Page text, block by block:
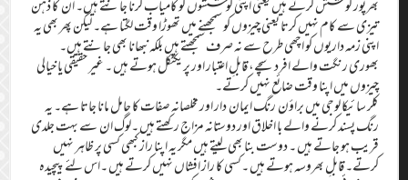
تیزی سے کام نہیں کرتا یعنی چیزوں کو سمجھنے میں تھوڑا وقت لگتا ہے۔ لیکن پھر بھی یہ
اپنی زمہ داریوں کو اچھی طرح سے نہ صرف سمجھتے ہیں بلکہ نبھانا بھی جانتے ہیں۔
بھوری رنگت والے افرد سچے، قابلِ اعتبار اور پریکٹکل ہوتے ہیں ۔ غیر حقیقی یا خیالی
چیزوں میں اپنا وقت ضائع نہیں کرتے۔
کلر سائیکا لوجی میں براؤن رنگ ایمان دار اور مخلصانہ صفات کا حامل مانا جاتا ہے۔ یہ
رنگ پسند کرنے والے با اخلاق اور دوستانہ مزاج رکھتے ہیں ۔لوگ ان سے بہت جلدی
قریب ہو جاتے ہیں ۔ دوست بنا بھی لیتے ہیں مگر یہ اپنا راز کبھی کسی پر ظاہر نہیں
کرتے۔ قابلِ بھروسہ ہوتے ہیں ۔کسی کا راز افشاں نہیں کرتے ہیں ۔اس لئے پیچیدہ